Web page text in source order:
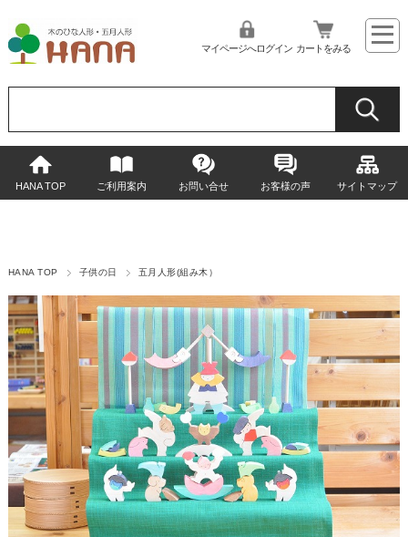
マイページへログイン カートをみる
HANA TOP ご利用案内 お問い合せ お客様の声 サイトマップ
HANA TOP 子供の日 五月人形(組み木）